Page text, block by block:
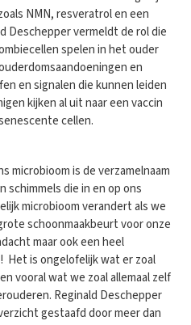
NMN, resveratrol en een
Deschepper vermeldt de rol die
spelen in het ouder
en
en signalen die kunnen leiden
kijken al uit naar een vaccin
cellen.
microbioom is de verzamelnaam
schimmels die in en op ons
microbioom verandert als we
schoonmaakbeurt voor onze
maar ook een heel
Het is ongelofelijk wat er zoal
vooral wat we zoal allemaal zelf
Reginald Deschepper
gestaafd door meer dan